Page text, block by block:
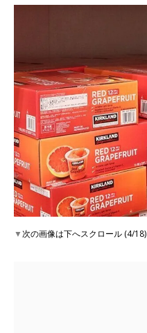
▼次の画像は下へスクロール (4/18)